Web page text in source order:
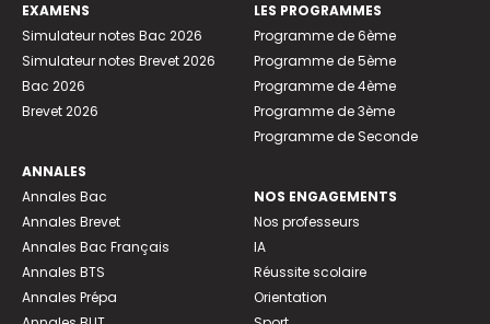
EXAMENS
Simulateur notes Bac 2026
Simulateur notes Brevet 2026
Bac 2026
Brevet 2026
ANNALES
Annales Bac
Annales Brevet
Annales Bac Français
Annales BTS
Annales Prépa
LES PROGRAMMES
Programme de 6ème
Programme de 5ème
Programme de 4ème
Programme de 3ème
Programme de Seconde
NOS ENGAGEMENTS
Nos professeurs
IA
Réussite scolaire
Orientation